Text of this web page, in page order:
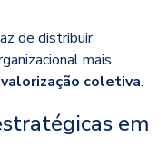
de distribuir
mais
coletiva.
em